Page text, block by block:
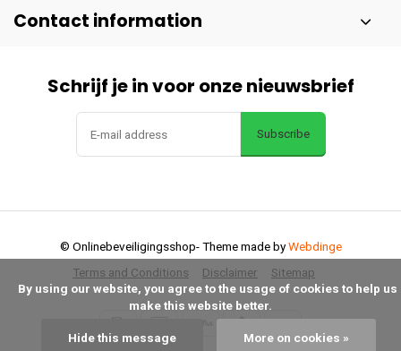
Contact information
Schrijf je in voor onze nieuwsbrief
Subscribe
Terms and Conditions Disclaimer Sitemap
© Onlinebeveiligingsshop- Theme made byWebdinge
make this website better.
Hide this message More on cookies »